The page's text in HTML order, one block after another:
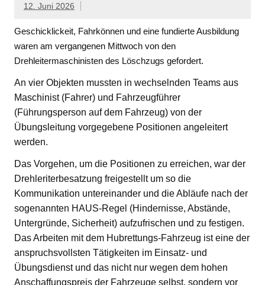
12. Juni 2026
Geschicklickeit, Fahrkönnen und eine fundierte Ausbildung
waren am vergangenen Mittwoch von den
Drehleitermaschinisten des Löschzugs gefordert.
An vier Objekten mussten in wechselnden Teams aus
Maschinist (Fahrer) und Fahrzeugführer
(Führungsperson auf dem Fahrzeug) von der
Übungsleitung vorgegebene Positionen angeleitert
werden.
Das Vorgehen, um die Positionen zu erreichen, war der
Drehleriterbesatzung freigestellt um so die
Kommunikation untereinander und die Abläufe nach der
sogenannten HAUS-Regel (Hindernisse, Abstände,
Untergründe, Sicherheit) aufzufrischen und zu festigen.
Das Arbeiten mit dem Hubrettungs-Fahrzeug ist eine der
anspruchsvollsten Tätigkeiten im Einsatz- und
Übungsdienst und das nicht nur wegen dem hohen
Anschaffungspreis der Fahrzeuge selbst, sondern vor